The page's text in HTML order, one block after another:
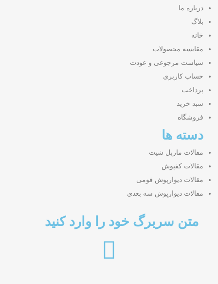
درباره ما
بلاگ
خانه
مقایسه محصولات
سیاست مرجوعی و عودت
حساب کاربری
پرداخت
سبد خرید
فروشگاه
دسته ها
مقالات ماربل شیت
مقالات کفپوش
مقالات دیوارپوش فومی
مقالات دیوارپوش سه بعدی
متن سربرگ خود را وارد کنید